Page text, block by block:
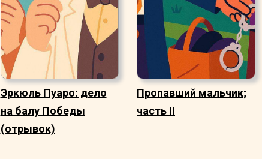
Эркюль Пуаро: дело
на балу Победы
(отрывок)
Пропавший мальчик;
часть II